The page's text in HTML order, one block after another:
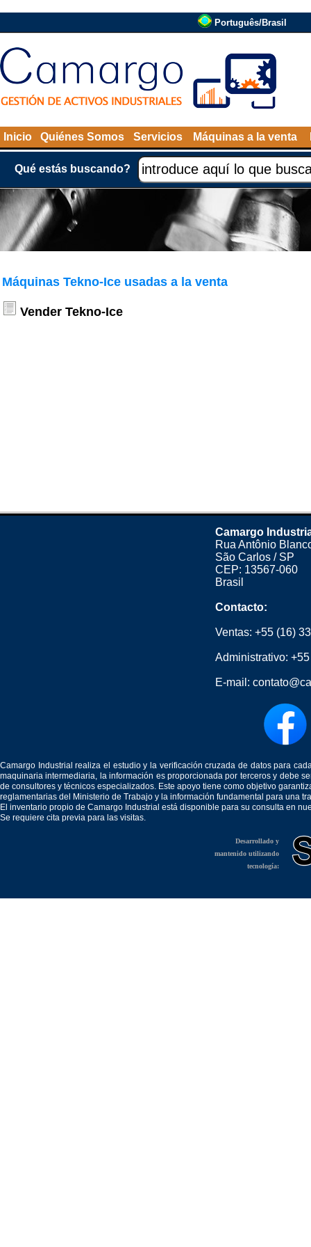
Português/Brasil
Inicio Quiénes Somos Servicios Máquinas a la venta
Qué estás buscando?
Máquinas Tekno-Ice usadas a la venta
Vender Tekno-Ice
Camargo
Rua Antônio
São Carlos / SP
CEP: 13567-060
Brasil
Contacto:
Ventas: +55 (16)
Administrativo:
E-mail:
Camargo Industrial realiza el estudio y la verificación cruzada de datos para
maquinaria intermediaria, la información es proporcionada por terceros y debe
de consultores y técnicos especializados. Este apoyo tiene como objetivo
reglamentarias del Ministerio de Trabajo y la información fundamental para una
El inventario propio de Camargo Industrial está disponible para su consulta en
Se requiere cita previa para las visitas.
Desarrollado y
mantenido utilizando
tecnología: